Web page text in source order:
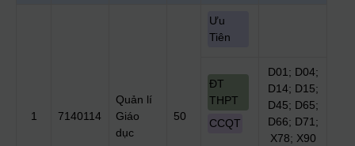
1 7140114
Quản lí
Giáo
dục
50
Ưu
Tiên
ĐT
THPT
CCQT
D01; D04;
D14; D15;
D45; D65;
D66; D71;
X78; X90